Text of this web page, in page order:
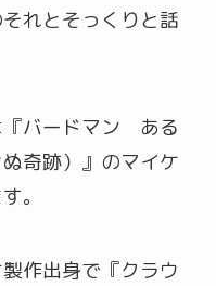
れとそっくりと話
『バードマン ある
奇跡）』のマイケ
。
作出身で『クラウ